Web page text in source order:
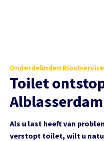
Onderdelinden Rioolservice
Toilet
Alblasserdam
Als u last heeft van
verstopt toilet, wilt u